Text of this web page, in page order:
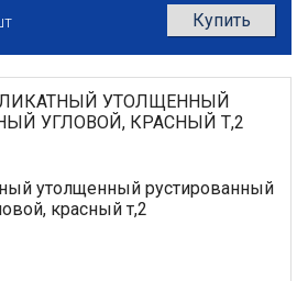
Купить
УТОЛЩЕННЫЙ
УГЛОВОЙ, КРАСНЫЙ Т,2